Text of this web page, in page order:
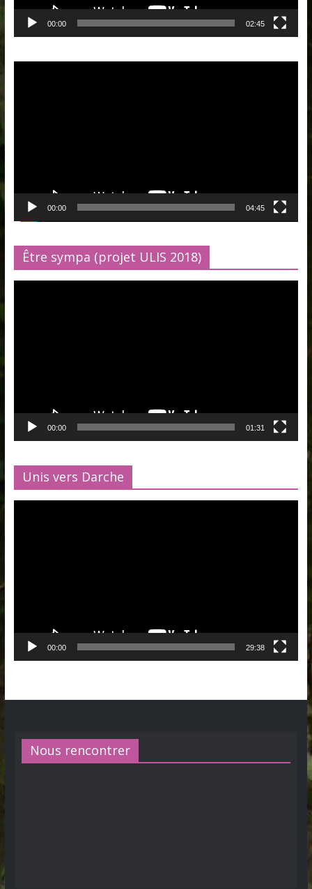
00:00 02:45
00:00 04:45
Être sympa (projet ULIS 2018)
00:00 01:31
Unis vers Darche
00:00 29:38
Nous rencontrer